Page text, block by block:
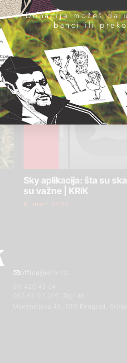
Sky aplikacija: šta su
su važne | KRIK
5. mart 2026.
office@krik.rs
011 420 43 04
Makenzijeva 46, 11111 Beograd, Srbija
Donacije možeš da
banci ili preko